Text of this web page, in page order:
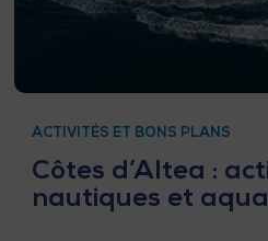
ACTIVITÉS ET BONS PLANS
Côtes d’Altea :
nautiques et